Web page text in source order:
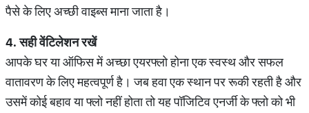
पैसे के लिए अच्छी वाइब्स माना जाता है।
4.सहीवेंटिलेशनरखें
आपके घर या ऑफिस में अच्छा एयरफ्लो होना एक स्वस्थ और सफल
वातावरण के लिए महत्वपूर्ण है। जब हवा एक स्थान पर रूकी रहती है और
उसमें कोई बहाव या फ्लो नहीं होता तो यह पॉजिटिव एनर्जी के फ्लो को भी